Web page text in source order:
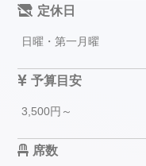
定休日
日曜・第一月曜
予算目安
3,500円～
席数